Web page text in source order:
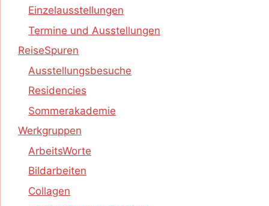
Einzelausstellungen
Termine und Ausstellungen
ReiseSpuren
Ausstellungsbesuche
Residencies
Sommerakademie
Werkgruppen
ArbeitsWorte
Bildarbeiten
Collagen